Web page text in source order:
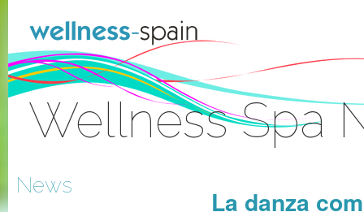
Wellness Spa
News
La danza